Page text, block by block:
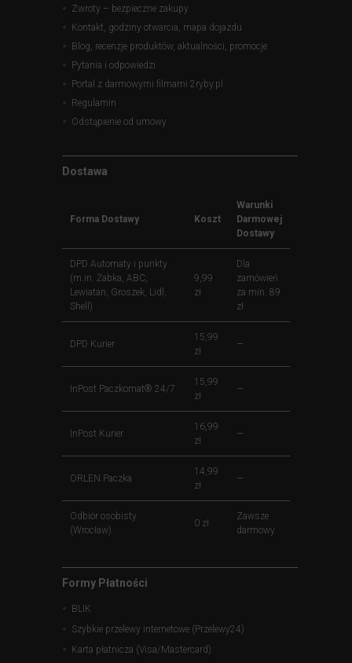
Zwroty – bezpieczne zakupy
Kontakt, godziny otwarcia, mapa dojazdu
Blog, recenzje produktów, aktualności, promocje
Pytania i odpowiedzi
Portal z darmowymi filmami 2ryby.pl
Regulamin
Odstąpienie od umowy
Dostawa
Forma Dostawy Koszt
Warunki
Darmowej
Dostawy
DPD Automaty i punkty
(m.in. Żabka, ABC,
Lewiatan, Groszek, Lidl,
Shell)
9,99
zł
Dla
zamówień
za min. 89
zł
DPD Kurier
15,99
zł
—
InPost Paczkomat® 24/7
15,99
zł
—
InPost Kurier
16,99
zł
—
ORLEN Paczka
14,99
zł
—
Odbiór osobisty
(Wrocław)
0 zł
Zawsze
darmowy
Formy Płatności
BLIK
Szybkie przelewy internetowe (Przelewy24)
Karta płatnicza (Visa/Mastercard)